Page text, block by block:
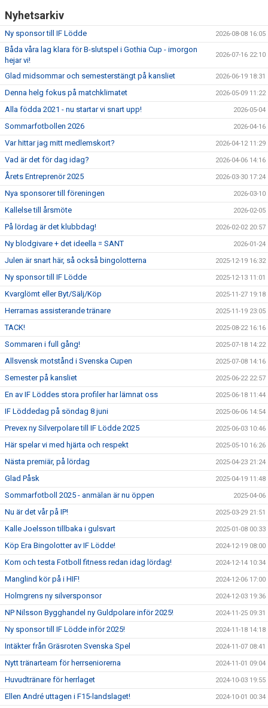
Nyhetsarkiv
Ny sponsor till IF Lödde 2026-08-08 16:05
Båda våra lag klara för B-slutspel i Gothia Cup - imorgon
hejar vi!
2026-07-16 22:10
Glad midsommar och semesterstängt på kansliet 2026-06-19 18:31
Denna helg fokus på matchklimatet 2026-05-09 11:22
Alla födda 2021 - nu startar vi snart upp! 2026-05-04
Sommarfotbollen 2026 2026-04-16
Var hittar jag mitt medlemskort? 2026-04-12 11:29
Vad är det för dag idag? 2026-04-06 14:16
Årets Entreprenör 2025 2026-03-30 17:24
Nya sponsorer till föreningen 2026-03-10
Kallelse till årsmöte 2026-02-05
På lördag är det klubbdag! 2026-02-02 20:57
Ny blodgivare + det ideella = SANT 2026-01-24
Julen är snart här, så också bingolotterna 2025-12-19 16:32
Ny sponsor till IF Lödde 2025-12-13 11:01
Kvarglömt eller Byt/Sälj/Köp 2025-11-27 19:18
Herrarnas assisterande tränare 2025-11-19 23:05
TACK! 2025-08-22 16:16
Sommaren i full gång! 2025-07-18 14:22
Allsvensk motstånd i Svenska Cupen 2025-07-08 14:16
Semester på kansliet 2025-06-22 22:57
En av IF Löddes stora profiler har lämnat oss 2025-06-18 11:44
IF Löddedag på söndag 8 juni 2025-06-06 14:54
Prevex ny Silverpolare till IF Lödde 2025 2025-06-03 10:46
Här spelar vi med hjärta och respekt 2025-05-10 16:26
Nästa premiär, på lördag 2025-04-23 21:24
Glad Påsk 2025-04-19 11:48
Sommarfotboll 2025 - anmälan är nu öppen 2025-04-06
Nu är det vår på IP! 2025-03-29 21:51
Kalle Joelsson tillbaka i gulsvart 2025-01-08 00:33
Köp Era Bingolotter av IF Lödde! 2024-12-19 08:00
Kom och testa Fotboll fitness redan idag lördag! 2024-12-14 10:34
Manglind kör på i HIF! 2024-12-06 17:00
Holmgrens ny silversponsor 2024-12-03 19:36
NP Nilsson Bygghandel ny Guldpolare inför 2025! 2024-11-25 09:31
Ny sponsor till IF Lödde inför 2025! 2024-11-18 14:18
Intäkter från Gräsroten Svenska Spel 2024-11-07 08:41
Nytt tränarteam för herrseniorerna 2024-11-01 09:04
Huvudtränare för herrlaget 2024-10-03 19:55
Ellen André uttagen i F15-landslaget! 2024-10-01 00:34